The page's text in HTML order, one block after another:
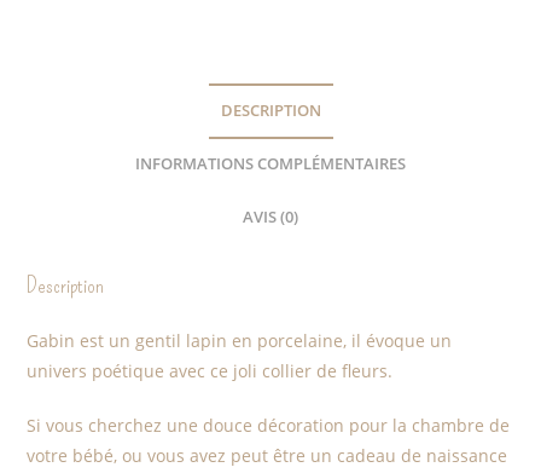
DESCRIPTION
INFORMATIONS COMPLÉMENTAIRES
AVIS (0)
Description
Gabin est un gentil lapin en porcelaine, il évoque un
univers poétique avec ce joli collier de fleurs.
Si vous cherchez une douce décoration pour la chambre de
votre bébé, ou vous avez peut être un cadeau de naissance